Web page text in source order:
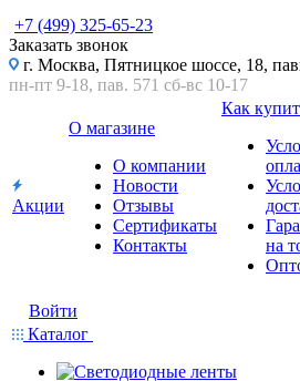
+7 (499) 325-65-23
Заказать звонок
г. Москва, Пятницкое шоссе, 18,
пн-пт 9-18, пав. 571 сб-вс 10-17
Акции
О магазине
О компании
Новости
Отзывы
Сертификаты
Контакты
Как
на
Войти
Каталог